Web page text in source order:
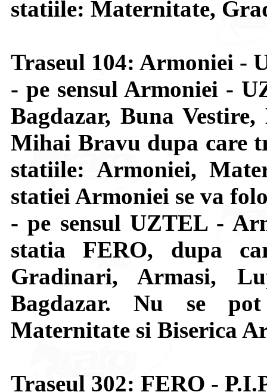
statiile: Maternitate,
Traseul 104: Armoniei -
- pe sensul Armoniei -
Bagdazar, Buna
Mihai Bravu dupa care
statiile: Armoniei,
statiei Armoniei se va
- pe sensul UZTEL -
statia FERO, dupa
Gradinari, Armasi,
Bagdazar. Nu se
Maternitate si Biserica
Traseul 302: FERO -